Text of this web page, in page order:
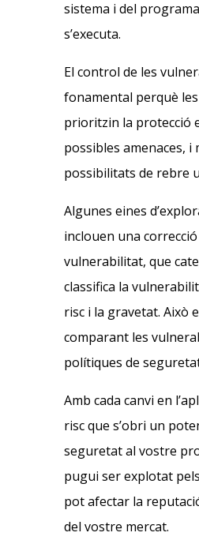
sistema i del
s’executa.
El control de les
fonamental perquè
prioritzin la protecció
possibles amenaces, i
possibilitats de rebre
Algunes eines
inclouen una correcció
vulnerabilitat, que
classifica la
risc i la gravetat. Això
comparant les
polítiques de
Amb cada canvi en
risc que s’obri un
seguretat al vostre
pugui ser explotat
pot afectar la
del vostre mercat.